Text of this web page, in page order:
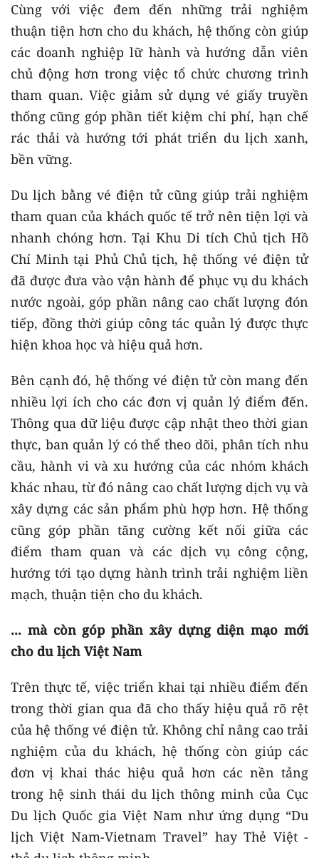
Cùng với việc đem đến những trải nghiệm
thuận tiện hơn cho du khách, hệ thống còn giúp
các doanh nghiệp lữ hành và hướng dẫn viên
chủ động hơn trong việc tổ chức chương trình
tham quan. Việc giảm sử dụng vé giấy truyền
thống cũng góp phần tiết kiệm chi phí, hạn chế
rác thải và hướng tới phát triển du lịch xanh,
bền vững.
Du lịch bằng vé điện tử cũng giúp trải nghiệm
tham quan của khách quốc tế trở nên tiện lợi và
nhanh chóng hơn. Tại Khu Di tích Chủ tịch Hồ
Chí Minh tại Phủ Chủ tịch, hệ thống vé điện tử
đã được đưa vào vận hành để phục vụ du khách
nước ngoài, góp phần nâng cao chất lượng đón
tiếp, đồng thời giúp công tác quản lý được thực
hiện khoa học và hiệu quả hơn.
Bên cạnh đó, hệ thống vé điện tử còn mang đến
nhiều lợi ích cho các đơn vị quản lý điểm đến.
Thông qua dữ liệu được cập nhật theo thời gian
thực, ban quản lý có thể theo dõi, phân tích nhu
cầu, hành vi và xu hướng của các nhóm khách
khác nhau, từ đó nâng cao chất lượng dịch vụ và
xây dựng các sản phẩm phù hợp hơn. Hệ thống
cũng góp phần tăng cường kết nối giữa các
điểm tham quan và các dịch vụ công cộng,
hướng tới tạo dựng hành trình trải nghiệm liền
mạch, thuận tiện cho du khách.
... mà còn góp phần xây dựng diện mạo mới
cho du lịch Việt Nam
Trên thực tế, việc triển khai tại nhiều điểm đến
trong thời gian qua đã cho thấy hiệu quả rõ rệt
của hệ thống vé điện tử. Không chỉ nâng cao trải
nghiệm của du khách, hệ thống còn giúp các
đơn vị khai thác hiệu quả hơn các nền tảng
trong hệ sinh thái du lịch thông minh của Cục
Du lịch Quốc gia Việt Nam như ứng dụng “Du
lịch Việt Nam-Vietnam Travel” hay Thẻ Việt -